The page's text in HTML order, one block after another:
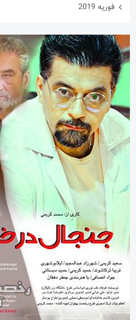
فوریه 2019